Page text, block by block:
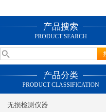
产品搜索
PRODUCT SEARCH
产品分类
PRODUCT CLASSIFICATION
无损检测仪器